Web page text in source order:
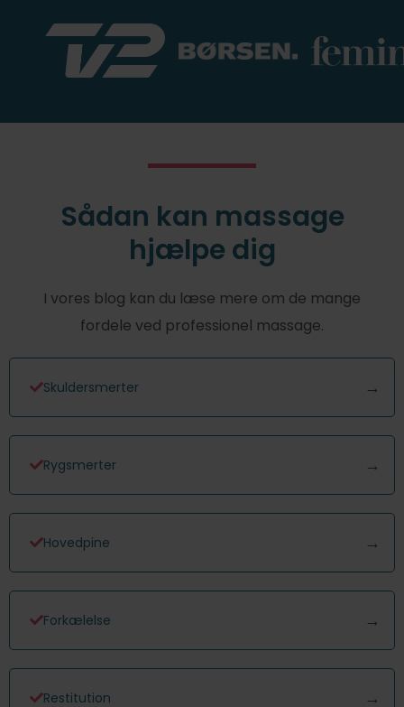
Sådan kan massage
hjælpe dig
I vores blog kan du læse mere om de mange
fordele ved professionel massage.
Skuldersmerter
Rygsmerter
Hovedpine
Forkælelse
Restitution